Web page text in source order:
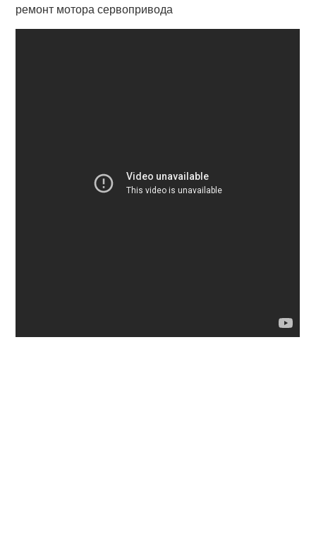
ремонт мотора сервопривода